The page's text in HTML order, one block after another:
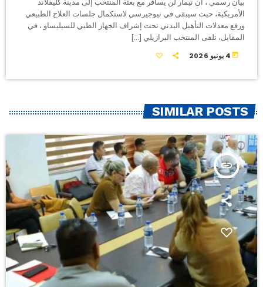
الأمريكية، حيث سيبقى في نيوجيرسي لاستكمال جلسات العلاج الطبيعي
ورفع معدلات التأهيل البدني تحت إشراف الجهاز الطبي للسيليساو ، في
المقابل، تلقى المنتخب البرازيلي […]
today 4 يونيو 2026
SIMILAR POSTS
insert_link